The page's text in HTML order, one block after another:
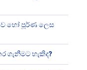
හෝ පූර්ණ ලෙස
ගැනීමට හැකිද?